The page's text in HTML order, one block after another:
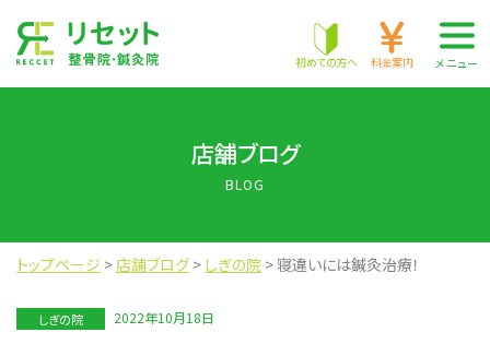
株式会社 RECCET
初めての方へ 料金案内 メニュー
店舗ブログ
BLOG
トップページ >店舗ブログ> しぎの院 >寝違いには鍼灸治療！
2022年10月18日
しぎの院